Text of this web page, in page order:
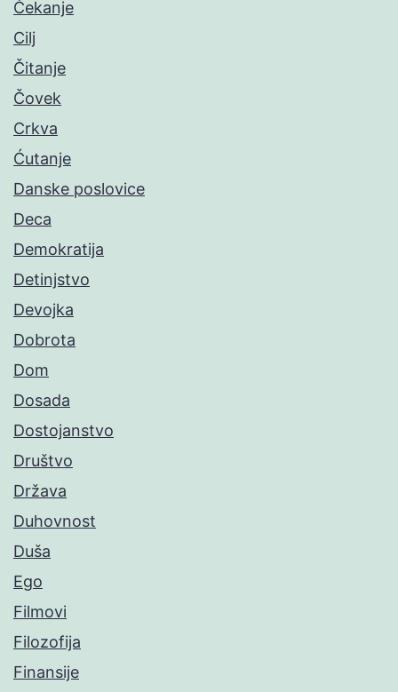
Čekanje
Cilj
Čitanje
Čovek
Crkva
Ćutanje
Danske poslovice
Deca
Demokratija
Detinjstvo
Devojka
Dobrota
Dom
Dosada
Dostojanstvo
Društvo
Država
Duhovnost
Duša
Ego
Filmovi
Filozofija
Finansije